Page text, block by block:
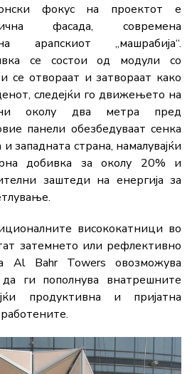
фокус на проектот е
фасада, современа
арапскиот „машрабија“.
се состои од модули со
се отвораат и затвораат како
следејќи го движењето на
околу два метра пред
панели обезбедуваат сенка
западната страна, намалувајќи
добивка за околу 20% и
заштеди на енергија за
висококатници во
затемнето или рефлективно
Al Bahr Towers овозможува
ги пополнува внатрешните
продуктивна и пријатна